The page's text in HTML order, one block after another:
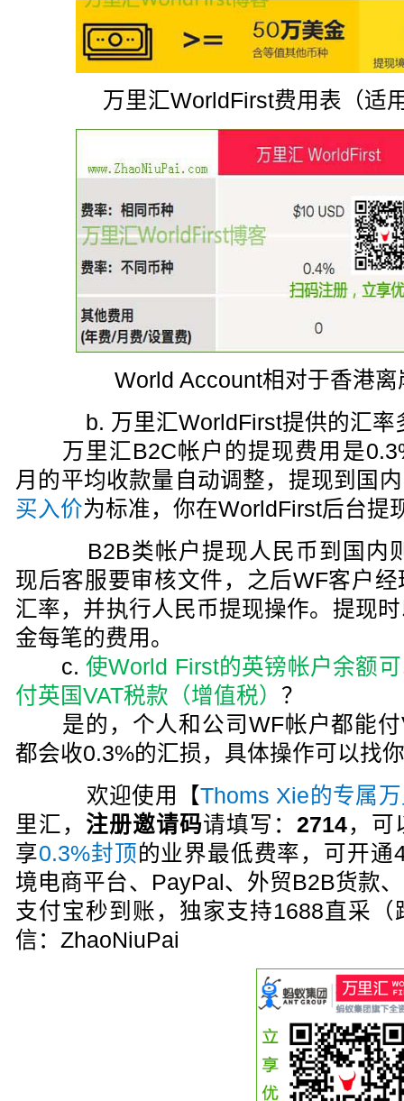
万里汇WorldFirst费用表（适
World Account相对于香港
b. 万里汇WorldFirst提供的汇率
万里汇B2C帐户的提现费用是
月的平均收款量自动调整，提现到国
买入价为标准，你在WorldFirst后台提
B2B类帐户提现人民币到国内
现后客服要审核文件，之后WF客户
汇率，并执行人民币提现操作。提现
金每笔的费用。
c.使World First的英镑帐户余额
付英国VAT税款（增值税） ？
是的，个人和公司WF帐户都能付
都会收0.3%的汇损，具体操作可以找
欢迎使用【Thoms Xie的专属
里汇， 注册邀请码请填写： 2714，可
享0.3%封顶的业界最低费率，可开
境电商平台、PayPal、外贸B2B货款
支付宝秒到账，独家支持1688直采
信：ZhaoNiuPai